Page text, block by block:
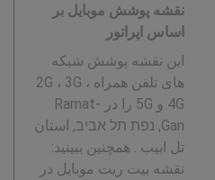
نقشه پوشش موبایل بر
اساس اپراتور
این نقشه پوشش شبکه
های تلفن همراه 2G ، 3G ،
4G و 5G را در Ramat-
Gan, נפת תל אביב, استان
تل ابیب . همچنین ببینید:
نقشه بیت ریت موبایل در